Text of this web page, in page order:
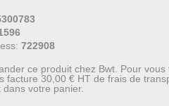
722908
ce produit chez Bwt. Pour
facture 30,00 € HT de frais de
votre panier.